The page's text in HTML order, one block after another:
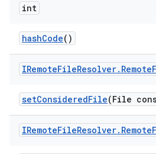
int
hashCode()
IRemoteFileResolver. Remote
setConsideredFile(File
IRemoteFileResolver. Remote